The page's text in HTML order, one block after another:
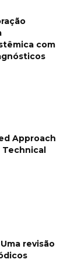
com
Approach
revisão